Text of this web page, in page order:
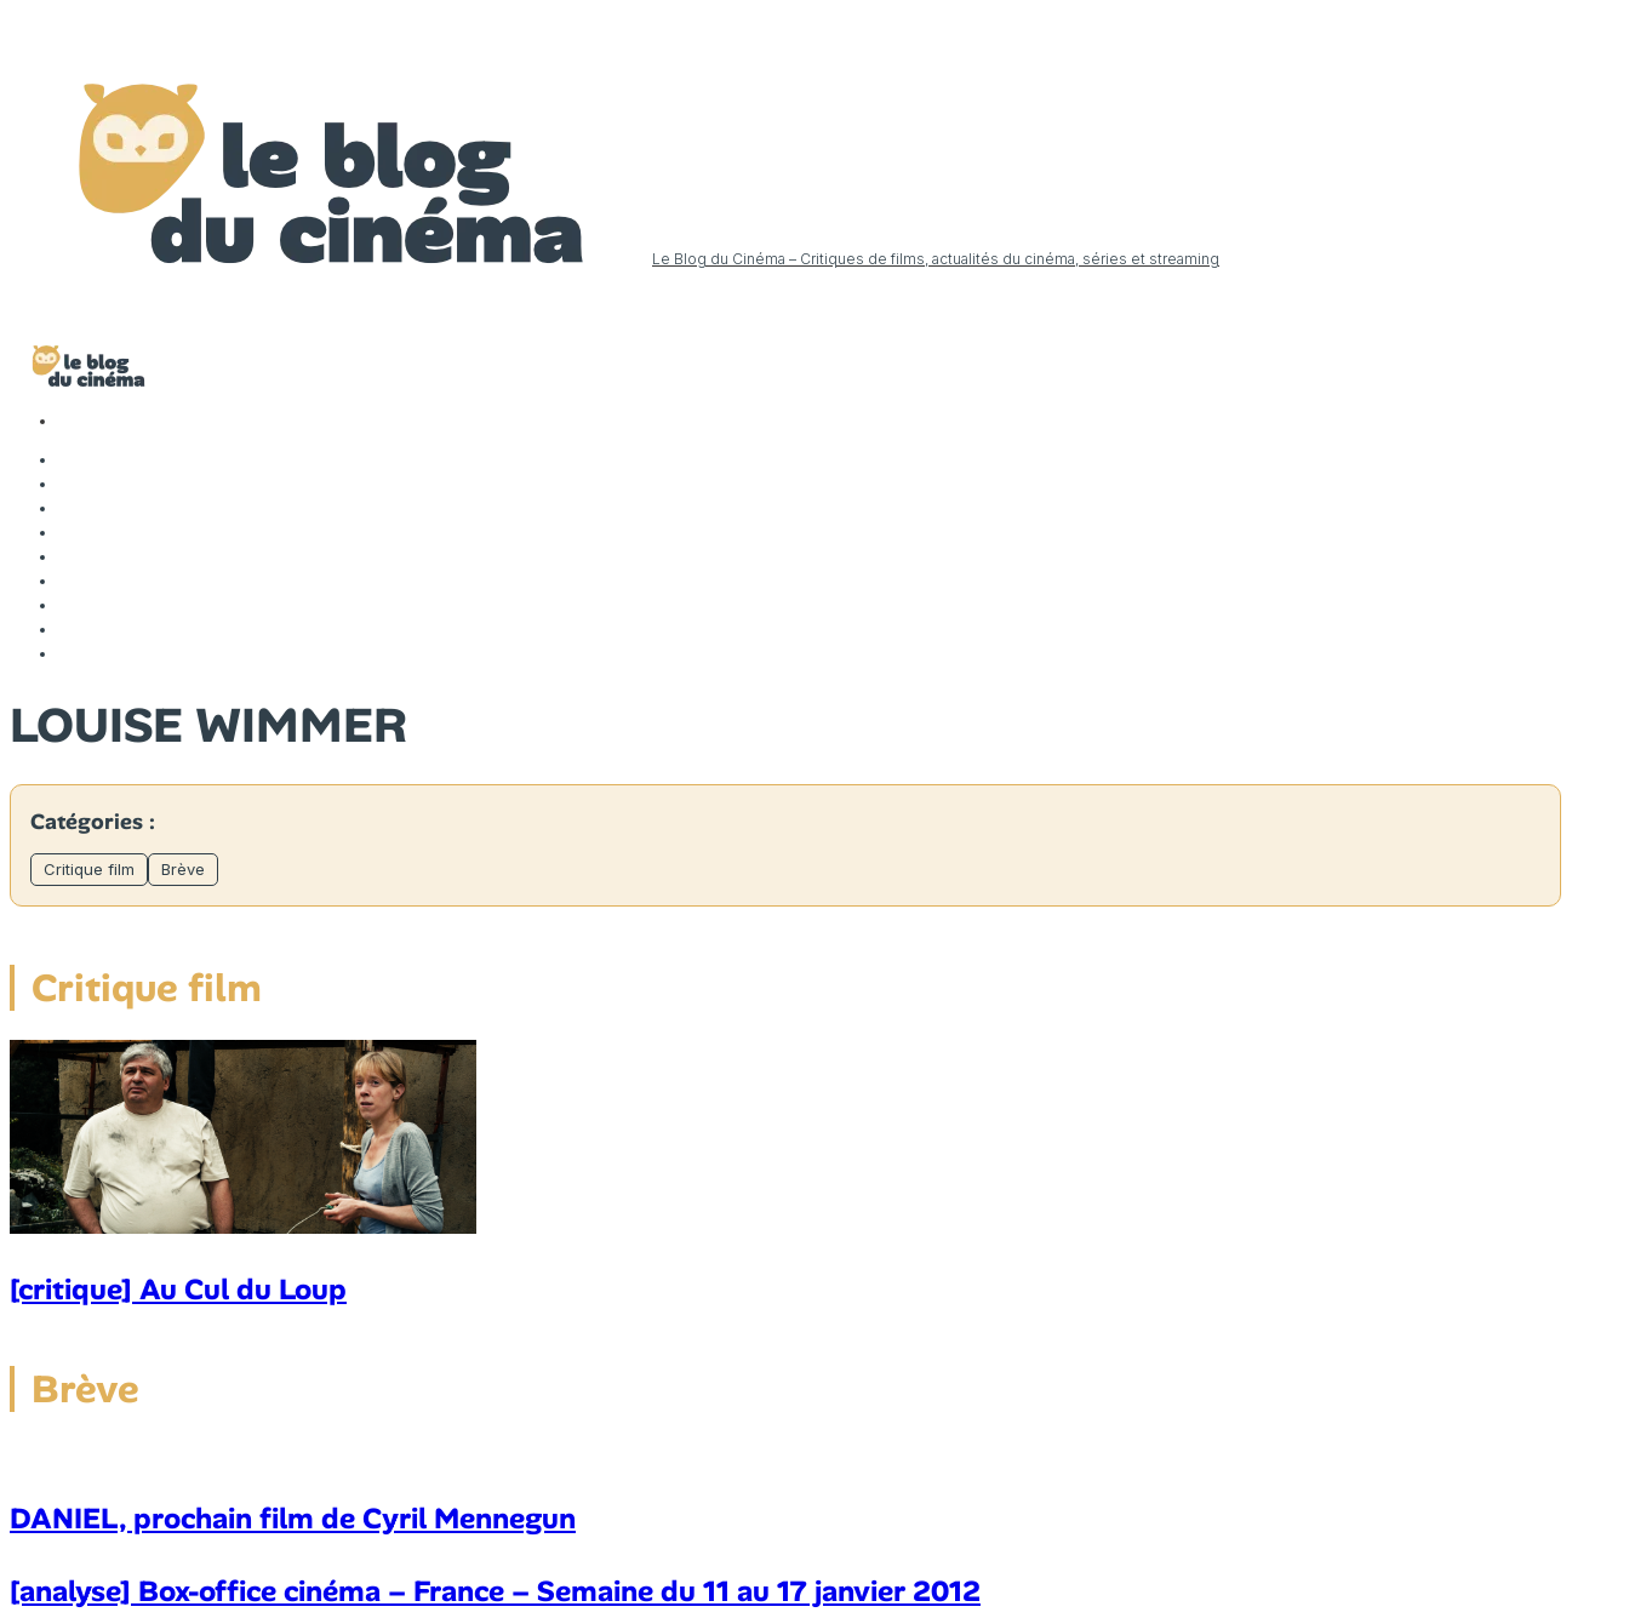
Le Blog du Cinéma – Critiques de films, actualités du cinéma, séries et streaming
LOUISE WIMMER
Catégories :
Critique film Brève
Critique film
[critique] Au Cul du Loup
Brève
DANIEL, prochain film de Cyril Mennegun
[analyse] Box-office cinéma – France – Semaine du 11 au 17 janvier 2012